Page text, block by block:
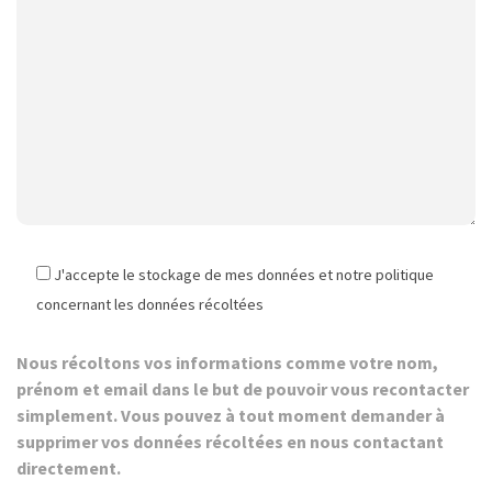
J'accepte le stockage de mes données et notre politique
concernant les données récoltées
Nous récoltons vos informations comme votre nom,
prénom et email dans le but de pouvoir vous recontacter
simplement. Vous pouvez à tout moment demander à
supprimer vos données récoltées en nous contactant
directement.